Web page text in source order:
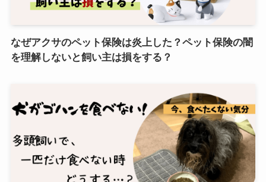
なぜアクサのペット保険は炎上した？ペット保険の闇
を理解しないと飼い主は損をする？